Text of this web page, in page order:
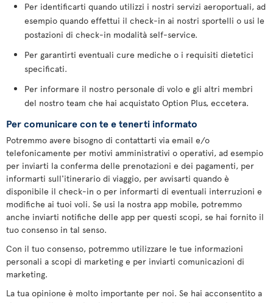
Per identificarti quando utilizzi i nostri servizi aeroportuali, ad
esempio quando effettui il check-in ai nostri sportelli o usi le
postazioni di check-in modalità self-service.
Per garantirti eventuali cure mediche o i requisiti dietetici
specificati.
Per informare il nostro personale di volo e gli altri membri
del nostro team che hai acquistato Option Plus, eccetera.
Per comunicare con te e tenerti informato
Potremmo avere bisogno di contattarti via email e/o
telefonicamente per motivi amministrativi o operativi, ad esempio
per inviarti la conferma delle prenotazioni e dei pagamenti, per
informarti sull'itinerario di viaggio, per avvisarti quando è
disponibile il check-in o per informarti di eventuali interruzioni e
modifiche ai tuoi voli. Se usi la nostra app mobile, potremmo
anche inviarti notifiche delle app per questi scopi, se hai fornito il
tuo consenso in tal senso.
Con il tuo consenso, potremmo utilizzare le tue informazioni
personali a scopi di marketing e per inviarti comunicazioni di
marketing.
La tua opinione è molto importante per noi. Se hai acconsentito a